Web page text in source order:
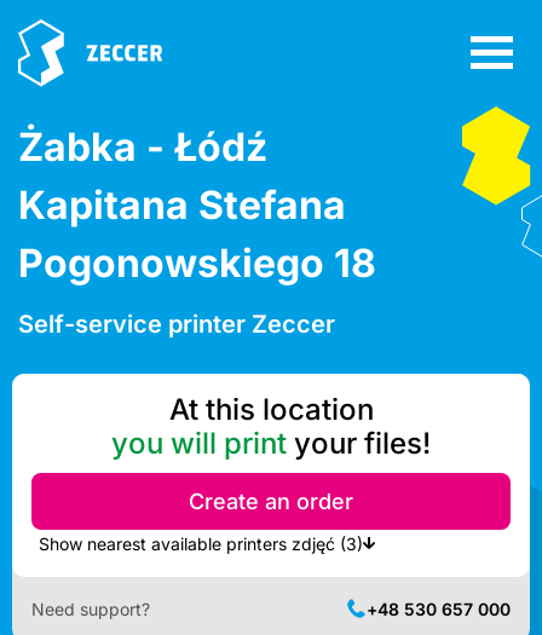
Żabka - Łódź
Kapitana Stefana
Pogonowskiego 18
Self-service printer Zeccer
At this location
you will print your files!
Create an order
Show nearest available printers zdjęć (3)
Need support? +48 530 657 000